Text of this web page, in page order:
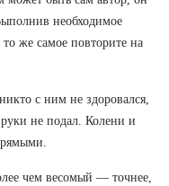
необходимое
же самое повторите на
с ним не здоровался,
не подал. Колени и
чем весомый — точнее,